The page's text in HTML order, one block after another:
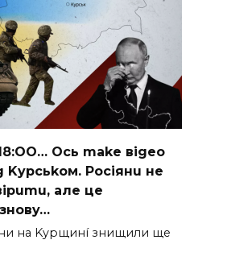
Ocь make вigeo
Kypcьkoм. Pociянu нe
aлe цe
нa Kypщинí знищили щe